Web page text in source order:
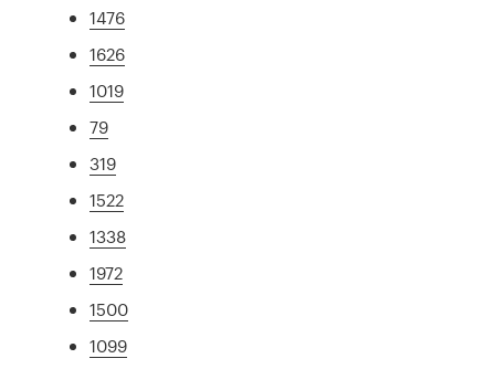
1476
1626
1019
79
319
1522
1338
1972
1500
1099